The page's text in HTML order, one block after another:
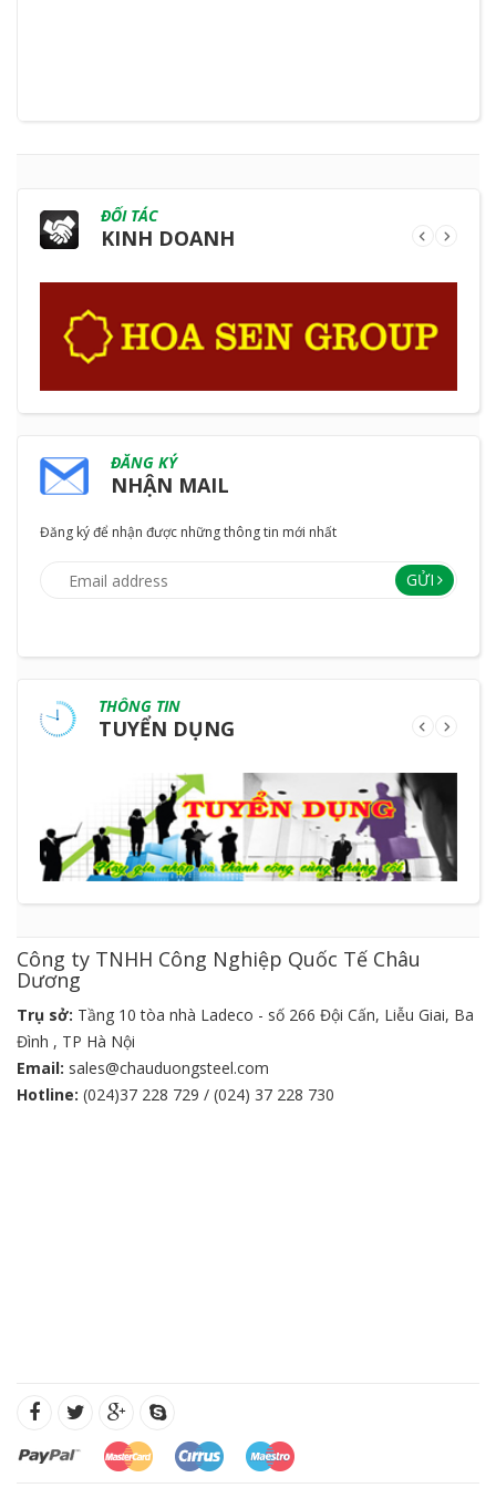
ĐỐI TÁC
KINH DOANH
ĐĂNG KÝ
NHẬN MAIL
Đăng ký để nhận được những thông tin mới nhất
GỬI
THÔNG TIN
TUYỂN DỤNG
Công ty TNHH Công Nghiệp Quốc Tế Châu
Dương
Trụ sở: Tầng 10 tòa nhà Ladeco - số 266 Đội Cấn, Liễu Giai, Ba
Đình , TP Hà Nội
Email: sales@chauduongsteel.com
Hotline: (024)37 228 729 / (024) 37 228 730